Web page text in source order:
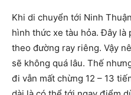
Khi di chuyển tới Ninh
hình thức xe tàu hỏa. Đây
theo đường ray riêng. Vậy
sẽ không quá lâu. Thế
đi vẫn mất chừng 12 – 13